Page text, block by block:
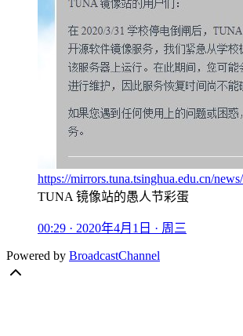
https://mirrors.tuna.tsinghua.edu.cn/
TUNA 镜像站的愚人节彩蛋
00:29 · 2020年4月1日 · 周三
Powered by BroadcastChannel